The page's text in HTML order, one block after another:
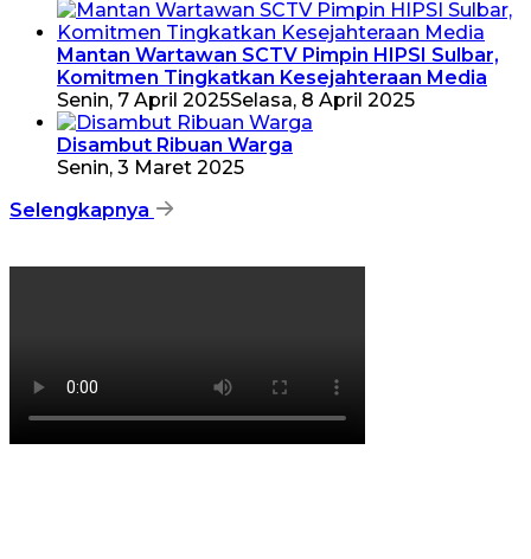
Mantan Wartawan SCTV Pimpin HIPSI Sulbar,
Komitmen Tingkatkan Kesejahteraan Media
Senin, 7 April 2025Selasa, 8 April 2025
Disambut Ribuan Warga
Senin, 3 Maret 2025
Selengkapnya